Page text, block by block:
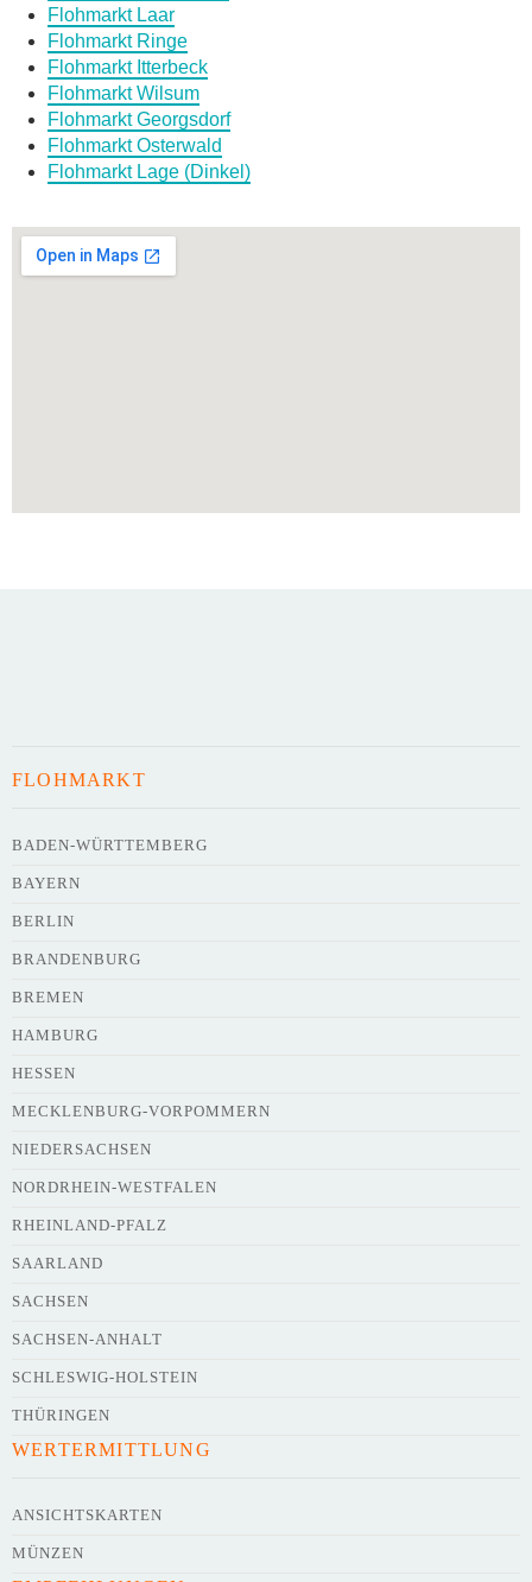
Flohmarkt Laar
Flohmarkt Ringe
Flohmarkt Itterbeck
Flohmarkt Wilsum
Flohmarkt Georgsdorf
Flohmarkt Osterwald
Flohmarkt Lage (Dinkel)
FLOHMARKT
BADEN-WÜRTTEMBERG
BAYERN
BERLIN
BRANDENBURG
BREMEN
HAMBURG
HESSEN
MECKLENBURG-VORPOMMERN
NIEDERSACHSEN
NORDRHEIN-WESTFALEN
RHEINLAND-PFALZ
SAARLAND
SACHSEN
SACHSEN-ANHALT
SCHLESWIG-HOLSTEIN
THÜRINGEN
WERTERMITTLUNG
ANSICHTSKARTEN
MÜNZEN